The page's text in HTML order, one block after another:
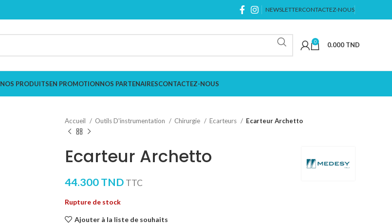
NEWSLETTERCONTACTEZ-NOUS
0 0.000 TND
NOS PRODUITSEN PROMOTIONNOS PARTENAIRESCONTACTEZ-NOUS
Accueil Outils D'instrumentation Chirurgie Ecarteurs Ecarteur Archetto
Ecarteur Archetto
44.300TND TTC
Rupture de stock
Ajouter à la liste de souhaits